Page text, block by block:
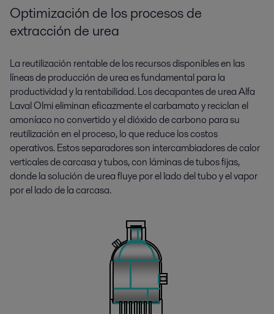
Optimización de los procesos de
extracción de urea
La reutilización rentable de los recursos disponibles en las
líneas de producción de urea es fundamental para la
productividad y la rentabilidad. Los decapantes de urea Alfa
Laval Olmi eliminan eficazmente el carbamato y reciclan el
amoníaco no convertido y el dióxido de carbono para su
reutilización en el proceso, lo que reduce los costos
operativos. Estos separadores son intercambiadores de calor
verticales de carcasa y tubos, con láminas de tubos fijas,
donde la solución de urea fluye por el lado del tubo y el vapor
por el lado de la carcasa.